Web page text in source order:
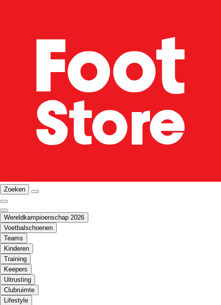
Zoeken
Wereldkampioenschap 2026
Voetbalschoenen
Teams
Kinderen
Training
Keepers
Uitrusting
Clubruimte
Lifestyle